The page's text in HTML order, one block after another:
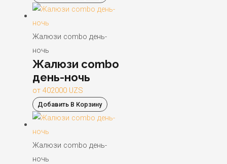
Жалюзи combo день-
ночь
Жалюзи combo
день-ночь
от 402000 UZS
Добавить В Корзину
Жалюзи combo день-
ночь